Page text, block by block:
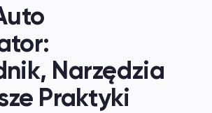
Narzędzia
Praktyki